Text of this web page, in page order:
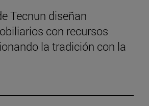
Tecnun diseñan
con recursos
la tradición con la